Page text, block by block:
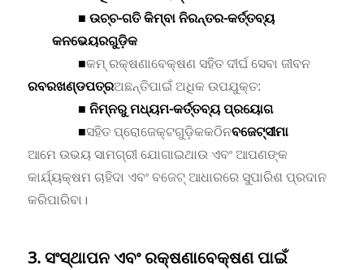
■ ଉଚ୍ଚ-ଗତି କିମ୍ବା ନିରନ୍ତର-କର୍ତ୍ତବ୍ୟ
କନଭେୟରଗୁଡ଼ିକ
■କମ୍ ରକ୍ଷଣାବେକ୍ଷଣ ସହିତ ଦୀର୍ଘ ସେବା ଜୀବନ
ରବରଖଣ୍ଡପତ୍ରଅଛନ୍ତିପାଇଁ ଅଧିକ ଉପଯୁକ୍ତ:
■ ନିମ୍ନରୁ ମଧ୍ୟମ-କର୍ତ୍ତବ୍ୟ ପ୍ରୟୋଗ
■ସହିତ ପ୍ରୋଜେକ୍ଟଗୁଡ଼ିକକଠିନବଜେଟ୍ସୀମା
ଆମେ ଉଭୟ ସାମଗ୍ରୀ ଯୋଗାଇଥାଉ ଏବଂ ଆପଣଙ୍କ
କାର୍ଯ୍ୟକ୍ଷମ ଚାହିଦା ଏବଂ ବଜେଟ୍ ଆଧାରରେ ସୁପାରିଶ ପ୍ରଦାନ
କରିପାରିବା।
3. ସଂସ୍ଥାପନ ଏବଂ ରକ୍ଷଣାବେକ୍ଷଣ ପାଇଁ